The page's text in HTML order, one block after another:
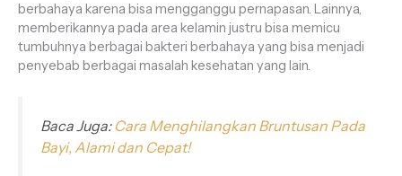
berbahaya karena bisa mengganggu pernapasan. Lainnya,
memberikannya pada area kelamin justru bisa memicu
tumbuhnya berbagai bakteri berbahaya yang bisa menjadi
penyebab berbagai masalah kesehatan yang lain.
Baca Juga: Cara Menghilangkan Bruntusan Pada
Bayi, Alami dan Cepat!